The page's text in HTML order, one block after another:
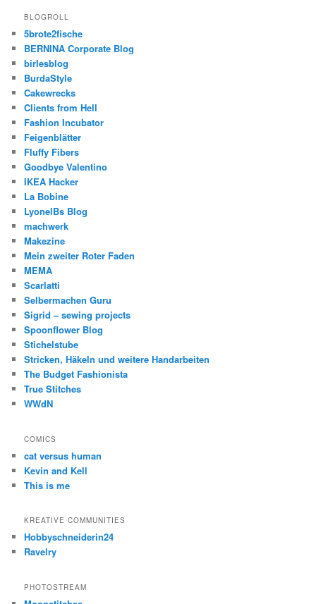
BLOGROLL
5brote2fische
BERNINA Corporate Blog
birlesblog
BurdaStyle
Cakewrecks
Clients from Hell
Fashion Incubator
Feigenblätter
Fluffy Fibers
Goodbye Valentino
IKEA Hacker
La Bobine
LyonelBs Blog
machwerk
Makezine
Mein zweiter Roter Faden
MEMA
Scarlatti
Selbermachen Guru
Sigrid – sewing projects
Spoonflower Blog
Stichelstube
Stricken, Häkeln und weitere Handarbeiten
The Budget Fashionista
True Stitches
WWdN
COMICS
cat versus human
Kevin and Kell
This is me
KREATIVE COMMUNITIES
Hobbyschneiderin24
Ravelry
PHOTOSTREAM